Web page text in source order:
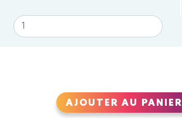
AJOUTER AU PANIER